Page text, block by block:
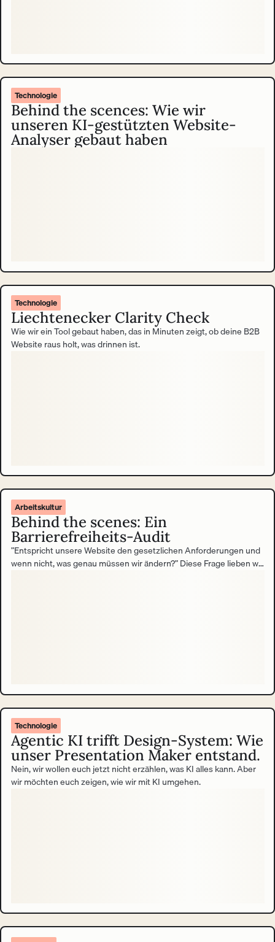
Technologie
Behind the scences: Wie wir
unseren KI-gestützten Website-
Analyser gebaut haben
Technologie
Liechtenecker Clarity Check
Wie wir ein Tool gebaut haben, das in Minuten zeigt, ob deine B2B
Website raus holt, was drinnen ist.
Arbeitskultur
Behind the scenes: Ein
Barrierefreiheits-Audit
”Entspricht unsere Website den gesetzlichen Anforderungen und
wenn nicht, was genau müssen wir ändern?” Diese Frage lieben wir.
Technologie
Agentic KI trifft Design-System: Wie
unser Presentation Maker entstand.
Nein, wir wollen euch jetzt nicht erzählen, was KI alles kann. Aber
wir möchten euch zeigen, wie wir mit KI umgehen.